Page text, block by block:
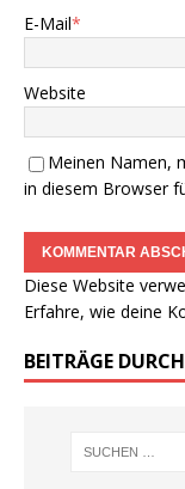
E-Mail*
Website
Meinen Namen,
in diesem Browser
Diese Website
Erfahre, wie deine
BEITRÄGE